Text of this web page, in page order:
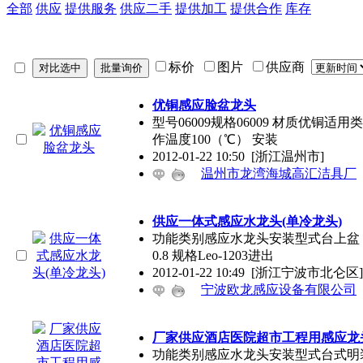
全部 供应 提供服务 供应二手 提供加工 提供合作 库存
标价 图片 供应商
优铜感应脸盆龙头
型号06009规格06009 材质优铜适用
作温度100（℃） 安装
2012-01-22 10:50 [浙江温州市]
温州市龙湾海城高汇洁具厂
供应一体式感应水龙头(单冷龙头)
功能类别感应水龙头安装型式台上
0.8 规格Leo-1203进出
2012-01-22 10:49 [浙江宁波市北仑区]
宁波欧龙感应设备有限公司
厂家供应酒店医院超市工程用感应
功能类别感应水龙头安装型式台式